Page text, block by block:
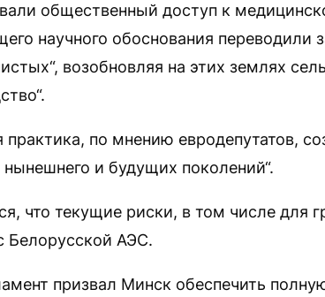
общественный доступ к
научного обоснования переводили
возобновляя на этих землях
практика, по мнению евродепутатов,
нынешнего и будущих поколений“.
что текущие риски, в том числе для
Белорусской АЭС.
призвал Минск обеспечить